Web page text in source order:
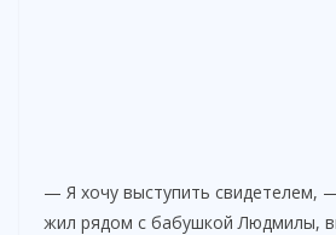
— Я хочу выступить свидетелем,
жил рядом с бабушкой Людмилы,